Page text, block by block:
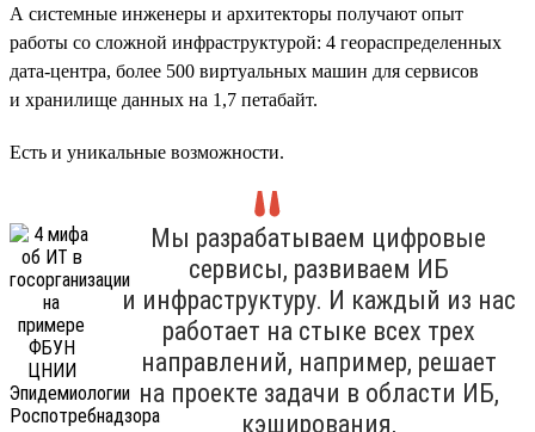
А системные инженеры и архитекторы получают опыт
работы со сложной инфраструктурой: 4 геораспределенных
дата-центра, более 500 виртуальных машин для сервисов
и хранилище данных на 1,7 петабайт.
Есть и уникальные возможности.
Мы разрабатываем цифровые
сервисы, развиваем ИБ
и инфраструктуру. И каждый из нас
работает на стыке всех трех
направлений, например, решает
на проекте задачи в области ИБ,
кэширования,